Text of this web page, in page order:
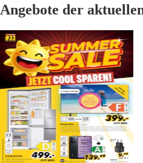
Angebote der